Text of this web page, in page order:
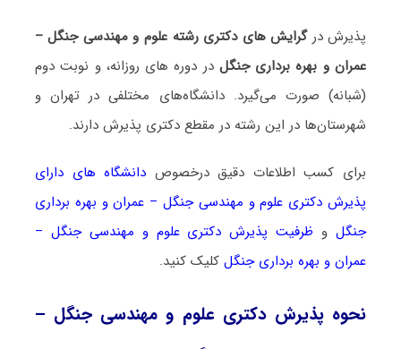
پذیرش درگرایش های دکتری رشته علوم و مهندسی ﺟﻨﮕﻞ –
ﻋﻤﺮان و ﺑﻬﺮه ﺑﺮداری ﺟﻨﮕﻞ در دوره های روزانه، و نوبت دوم
(شبانه) صورت می‌گیرد. دانشگاه‌های مختلفی در تهران و
شهرستان‌ها در این رشته در مقطع دکتری پذیرش دارند.
برای کسب اطلاعات دقیق درخصوص دانشگاه های دارای
پذیرش دکتری علوم و مهندسی ﺟﻨﮕﻞ – ﻋﻤﺮان و ﺑﻬﺮه ﺑﺮداری
ﺟﻨﮕﻞو ظرفیت پذیرش دکتری علوم و مهندسی ﺟﻨﮕﻞ –
ﻋﻤﺮان و ﺑﻬﺮه ﺑﺮداری ﺟﻨﮕﻞکلیک کنید.
نحوه پذیرش دکتری علوم و مهندسی ﺟﻨﮕﻞ –